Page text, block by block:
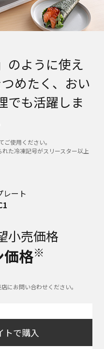
のように使え
めたく、おい
でも活躍しま
使用ください。
た冷凍記号がスリースター以上
レート
小売価格
価格※
にお問い合わせください。
トで購入